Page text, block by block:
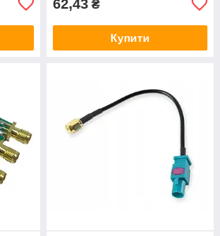
62,43 ₴
Купити